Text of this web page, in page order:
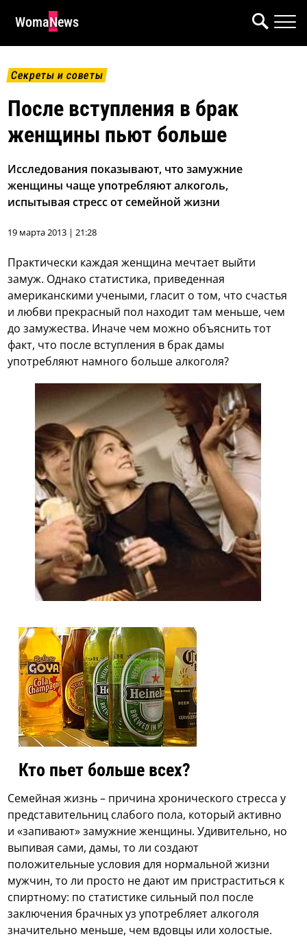
WomaNews
Секреты и советы
После вступления в брак
женщины пьют больше
Исследования показывают, что замужние
женщины чаще употребляют алкоголь,
испытывая стресс от семейной жизни
19 марта 2013 | 21:28
Практически каждая женщина мечтает выйти
замуж. Однако статистика, приведенная
американскими учеными, гласит о том, что счастья
и любви прекрасный пол находит там меньше, чем
до замужества. Иначе чем можно объяснить тот
факт, что после вступления в брак дамы
употребляют намного больше алкоголя?
Кто пьет больше всех?
Семейная жизнь – причина хронического стресса у
представительниц слабого пола, который активно
и «запивают» замужние женщины. Удивительно, но
выпивая сами, дамы, то ли создают
положительные условия для нормальной жизни
мужчин, то ли просто не дают им пристраститься к
спиртному: по статистике сильный пол после
заключения брачных уз употребляет алкоголя
значительно меньше, чем вдовцы или холостые.